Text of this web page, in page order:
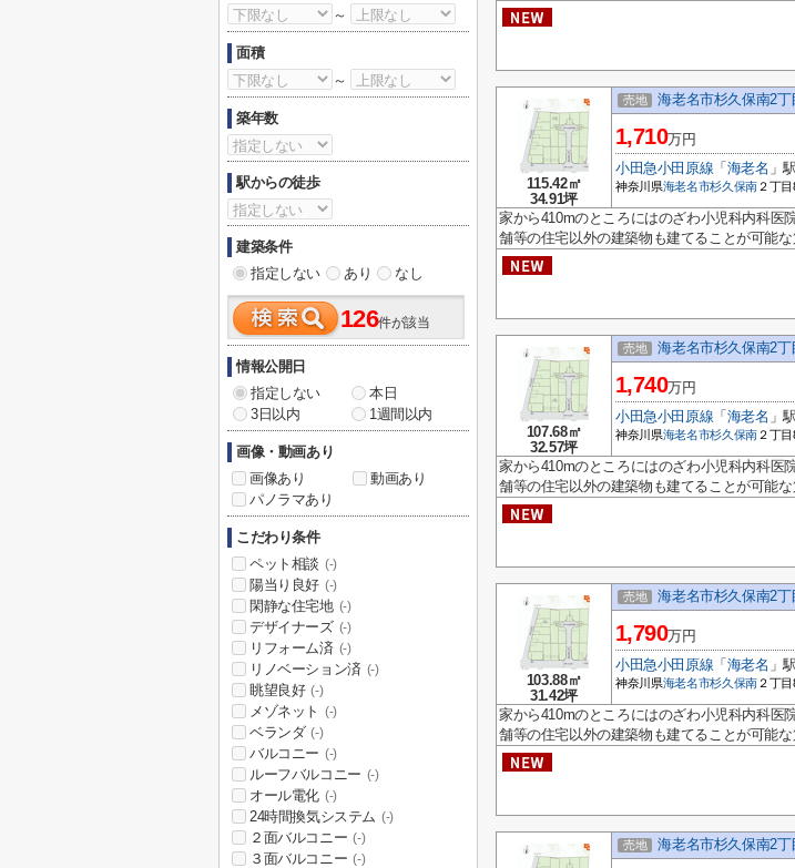
115.42㎡
34.91坪
売地 海老名市杉久保南2
1,710万円
小田急小田原線 「 海老名 」駅
神奈川県海老名市杉久保南２丁目
家から410mのところにはのざわ小児科内科医
舗等の住宅以外の建築物も建てることが可能
107.68㎡
32.57坪
売地 海老名市杉久保南2
1,740万円
小田急小田原線 「 海老名 」駅
神奈川県海老名市杉久保南２丁目
家から410mのところにはのざわ小児科内科医
舗等の住宅以外の建築物も建てることが可能
103.88㎡
31.42坪
売地 海老名市杉久保南2
1,790万円
小田急小田原線 「 海老名 」駅
神奈川県海老名市杉久保南２丁目
家から410mのところにはのざわ小児科内科医
舗等の住宅以外の建築物も建てることが可能
売地 海老名市杉久保南2
～
面積
～
築年数
駅からの徒歩
建築条件
指定しない
あり なし
126件が該当
情報公開日
指定しない
本日
3日以内
1週間以内
画像・動画あり
画像あり
動画あり
パノラマあり
こだわり条件
ペット相談 (-)
陽当り良好 (-)
閑静な住宅地 (-)
デザイナーズ (-)
リフォーム済 (-)
リノベーション済 (-)
眺望良好 (-)
メゾネット (-)
ベランダ (-)
バルコニー (-)
ルーフバルコニー (-)
オール電化 (-)
24時間換気システム (-)
２面バルコニー (-)
３面バルコニー (-)